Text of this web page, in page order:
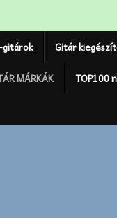
gitárok Gitár
MÁRKÁK TOP100